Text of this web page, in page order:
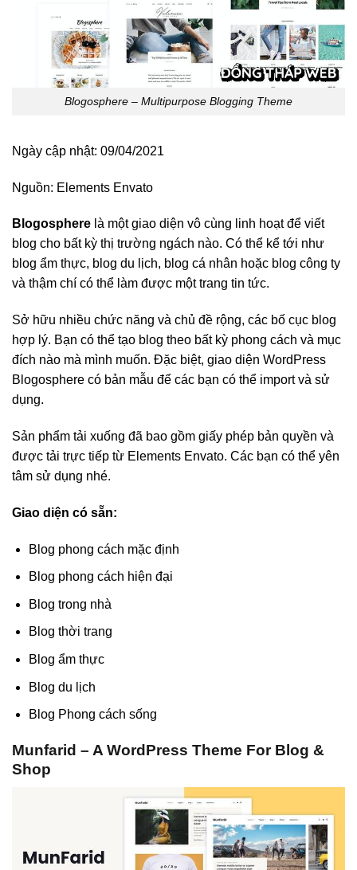
Blogosphere – Multipurpose Blogging Theme
Ngày cập nhật: 09/04/2021
Nguồn: Elements Envato
Blogosphere là một giao diện vô cùng linh hoạt để viết
blog cho bất kỳ thị trường ngách nào. Có thể kể tới như
blog ẩm thực, blog du lịch, blog cá nhân hoặc blog công ty
và thậm chí có thể làm được một trang tin tức.
Sở hữu nhiều chức năng và chủ đề rộng, các bố cục blog
hợp lý. Bạn có thể tạo blog theo bất kỳ phong cách và mục
đích nào mà mình muốn. Đặc biệt, giao diện WordPress
Blogosphere có bản mẫu để các bạn có thể import và sử
dụng.
Sản phẩm tải xuống đã bao gồm giấy phép bản quyền và
được tải trực tiếp từ Elements Envato. Các bạn có thể yên
tâm sử dụng nhé.
Giao diện có sẵn:
Blog phong cách mặc định
Blog phong cách hiện đại
Blog trong nhà
Blog thời trang
Blog ẩm thực
Blog du lịch
Blog Phong cách sống
Munfarid – A WordPress Theme For Blog &
Shop